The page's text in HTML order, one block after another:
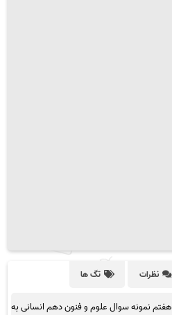
نظرات تگ ها
نمونه سوال علوم و فنون دهم انسانی به